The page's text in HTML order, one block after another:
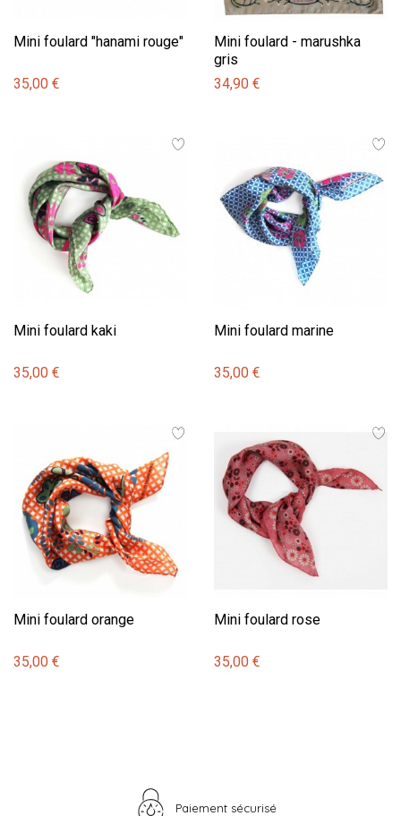
Mini foulard "hanami rouge"
35,00 €
Mini foulard - marushka
gris
34,90 €
Mini foulard kaki
35,00 €
Mini foulard marine
35,00 €
Mini foulard orange
35,00 €
Mini foulard rose
35,00 €
Paiement sécurisé